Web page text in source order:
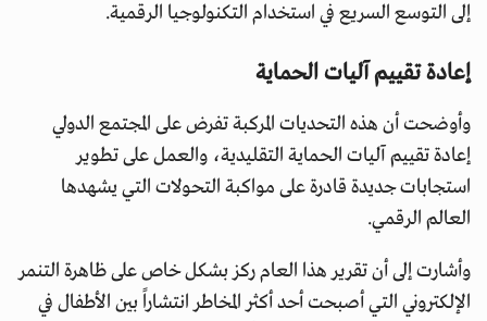
إلى التوسع السريع في استخدام التكنولوجيا الرقمية.
إعادة تقييم آليات الحماية
وأوضحت أن هذه التحديات المركبة تفرض على المجتمع الدولي
إعادة تقييم آليات الحماية التقليدية، والعمل على تطوير
استجابات جديدة قادرة على مواكبة التحولات التي يشهدها
العالم الرقمي.
وأشارت إلى أن تقرير هذا العام ركز بشكل خاص على ظاهرة التنمر
الإلكتروني التي أصبحت أحد أكثر المخاطر انتشاراً بين الأطفال في